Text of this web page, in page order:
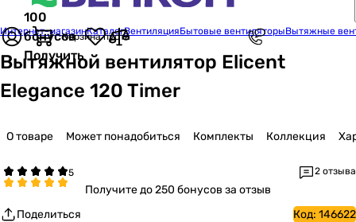
100
бонусов
Получить
Корзина пуста
Интернет-магазинКаталогВентиляцияБытовые вентиляторыВытяжные
Вытяжной вентилятор Elicent
Elegance 120 Timer
О товаре Может понадобиться Комплекты Коллекция
2 отзыва
Получитедо 250 бонусов за отзыв
Поделиться
Код: 146622